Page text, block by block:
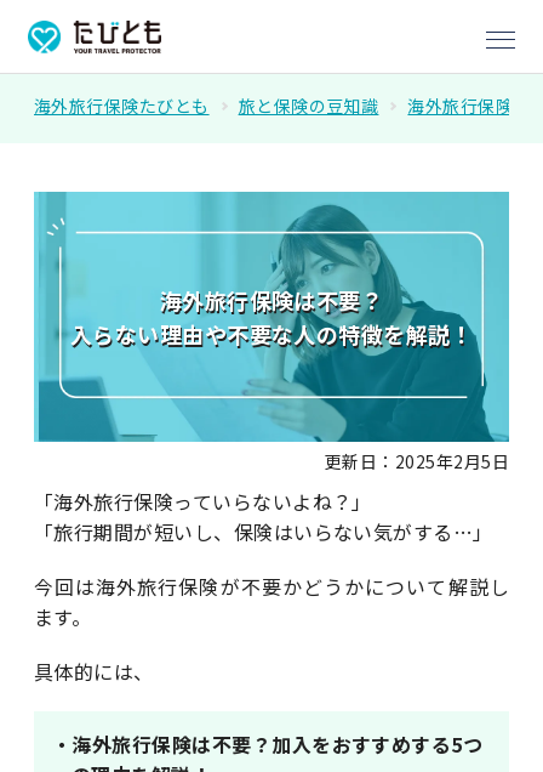
海外旅行保険たびとも 旅と保険の豆知識 海外旅行保険
海外旅行保険は不要？
入らない理由や不要な人の特徴を解説！
更新日：2025年2月5日
「海外旅行保険っていらないよね？」
「旅行期間が短いし、保険はいらない気がする…」
今回は海外旅行保険が不要かどうかについて解説し
ます。
具体的には、
・海外旅行保険は不要？加入をおすすめする5つ